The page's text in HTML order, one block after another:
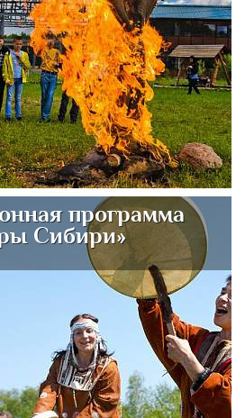
программа
Сибири»